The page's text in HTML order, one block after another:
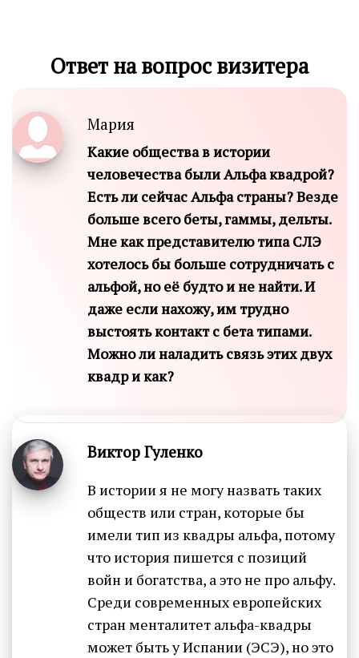
Ответ на вопрос визитера
Мария
Какие общества в истории
человечества были Альфа квадрой?
Есть ли сейчас Альфа страны? Везде
больше всего беты, гаммы, дельты.
Мне как представителю типа СЛЭ
хотелось бы больше сотрудничать с
альфой, но её будто и не найти. И
даже если нахожу, им трудно
выстоять контакт с бета типами.
Можно ли наладить связь этих двух
квадр и как?
Виктор Гуленко
В истории я не могу назвать таких
обществ или стран, которые бы
имели тип из квадры альфа, потому
что история пишется с позиций
войн и богатства, а это не про альфу.
Среди современных европейских
стран менталитет альфа-квадры
может быть у Испании (ЭСЭ), но это